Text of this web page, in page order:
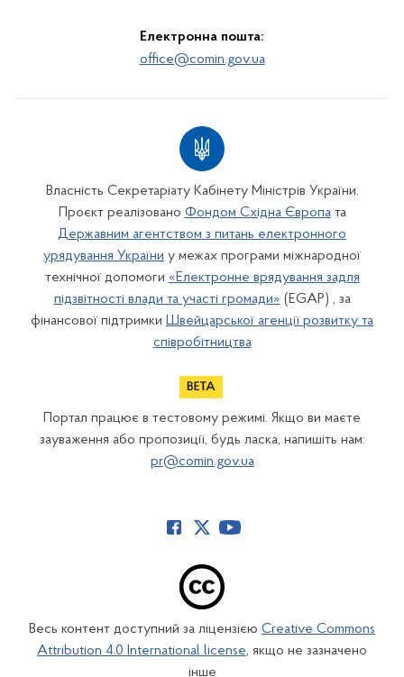
Електронна пошта:
office@comin.gov.ua
Власність Секретаріату Кабінету Міністрів України.
Проєкт реалізовано Фондом Східна Європата
Державним агентством з питань електронного
урядування України у межах програми міжнародної
технічної допомоги «Електронне врядування задля
підзвітності влади та участі громади» (EGAP) , за
фінансової підтримки Швейцарської агенції розвитку та
співробітництва
Портал працює в тестовому режимі. Якщо ви маєте
зауваження або пропозиції, будь ласка, напишіть нам:
pr@comin.gov.ua
Весь контент доступний за ліцензією Creative Commons
Attribution 4.0 International license, якщо не зазначено
інше